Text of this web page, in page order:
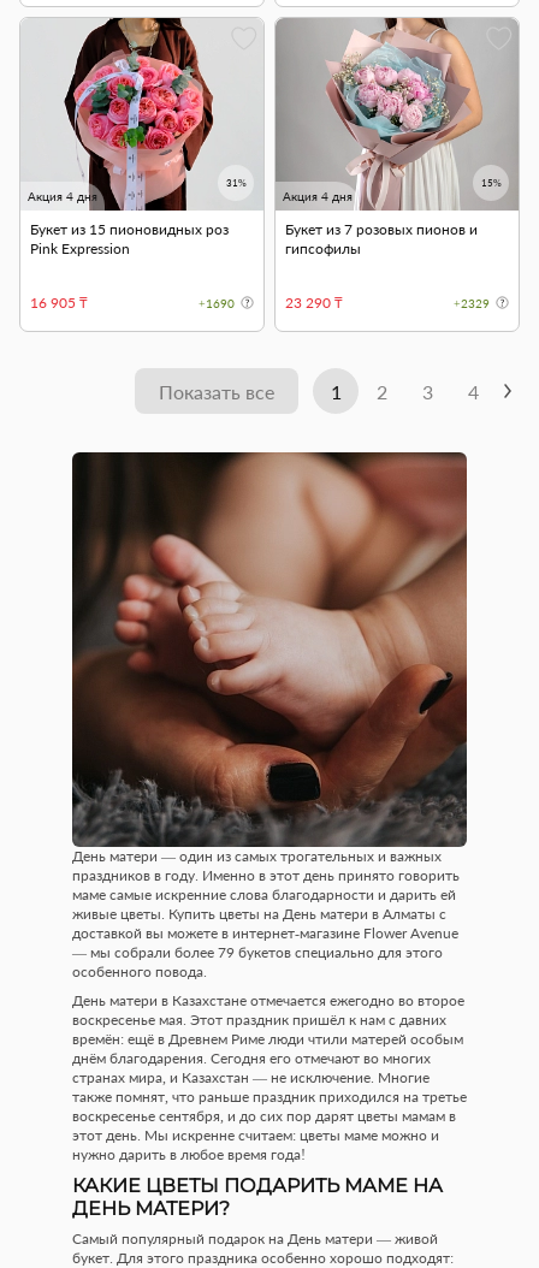
Акция 4 дня
31%
Букет из 15 пионовидных роз
Pink Expression
16 905 ₸ +1690
Акция 4 дня
15%
Букет из 7 розовых пионов и
гипсофилы
23 290 ₸ +2329
Показать все 1 2 3 4
День матери — один из самых трогательных и важных
праздников в году. Именно в этот день принято говорить
маме самые искренние слова благодарности и дарить ей
живые цветы. Купить цветы на День матери в Алматы с
доставкой вы можете в интернет-магазине Flower Avenue
— мы собрали более 79 букетов специально для этого
особенного повода.
День матери в Казахстане отмечается ежегодно во второе
воскресенье мая. Этот праздник пришёл к нам с давних
времён: ещё в Древнем Риме люди чтили матерей особым
днём благодарения. Сегодня его отмечают во многих
странах мира, и Казахстан — не исключение. Многие
также помнят, что раньше праздник приходился на третье
воскресенье сентября, и до сих пор дарят цветы мамам в
этот день. Мы искренне считаем: цветы маме можно и
нужно дарить в любое время года!
КАКИЕ ЦВЕТЫ ПОДАРИТЬ МАМЕ НА
ДЕНЬ МАТЕРИ?
Самый популярный подарок на День матери — живой
букет. Для этого праздника особенно хорошо подходят: